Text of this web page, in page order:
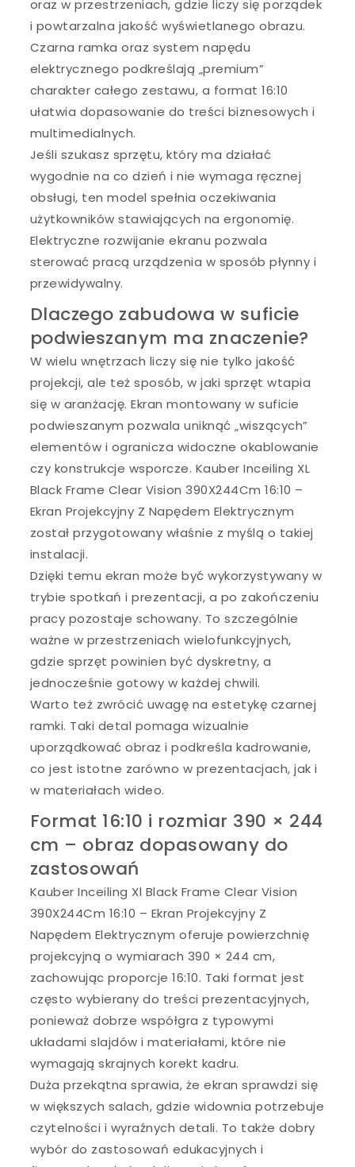
oraz w przestrzeniach, gdzie liczy się porządek
i powtarzalna jakość wyświetlanego obrazu.
Czarna ramka oraz system napędu
elektrycznego podkreślają „premium”
charakter całego zestawu, a format 16:10
ułatwia dopasowanie do treści biznesowych i
multimedialnych.
Jeśli szukasz sprzętu, który ma działać
wygodnie na co dzień i nie wymaga ręcznej
obsługi, ten model spełnia oczekiwania
użytkowników stawiających na ergonomię.
Elektryczne rozwijanie ekranu pozwala
sterować pracą urządzenia w sposób płynny i
przewidywalny.
Dlaczego zabudowa w suficie
podwieszanym ma znaczenie?
W wielu wnętrzach liczy się nie tylko jakość
projekcji, ale też sposób, w jaki sprzęt wtapia
się w aranżację. Ekran montowany w suficie
podwieszanym pozwala uniknąć „wiszących”
elementów i ogranicza widoczne okablowanie
czy konstrukcje wsporcze. Kauber Inceiling XL
Black Frame Clear Vision 390X244Cm 16:10 –
Ekran Projekcyjny Z Napędem Elektrycznym
został przygotowany właśnie z myślą o takiej
instalacji.
Dzięki temu ekran może być wykorzystywany w
trybie spotkań i prezentacji, a po zakończeniu
pracy pozostaje schowany. To szczególnie
ważne w przestrzeniach wielofunkcyjnych,
gdzie sprzęt powinien być dyskretny, a
jednocześnie gotowy w każdej chwili.
Warto też zwrócić uwagę na estetykę czarnej
ramki. Taki detal pomaga wizualnie
uporządkować obraz i podkreśla kadrowanie,
co jest istotne zarówno w prezentacjach, jak i
w materiałach wideo.
Format 16:10 i rozmiar 390 × 244
cm – obraz dopasowany do
zastosowań
Kauber Inceiling Xl Black Frame Clear Vision
390X244Cm 16:10 – Ekran Projekcyjny Z
Napędem Elektrycznym oferuje powierzchnię
projekcyjną o wymiarach 390 × 244 cm,
zachowując proporcje 16:10. Taki format jest
często wybierany do treści prezentacyjnych,
ponieważ dobrze współgra z typowymi
układami slajdów i materiałami, które nie
wymagają skrajnych korekt kadru.
Duża przekątna sprawia, że ekran sprawdzi się
w większych salach, gdzie widownia potrzebuje
czytelności i wyraźnych detali. To także dobry
wybór do zastosowań edukacyjnych i